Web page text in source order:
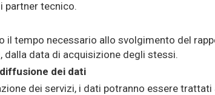
partner tecnico.
il tempo necessario allo svolgimento del
dalla data di acquisizione degli stessi.
dei dati
dei servizi, i dati potranno essere